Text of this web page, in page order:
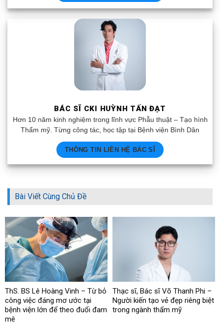
BÁC SĨ CKI HUỲNH TẤN ĐẠT
Hơn 10 năm kinh nghiệm trong lĩnh vực Phẫu thuật – Tạo hình
Thẩm mỹ. Từng công tác, học tập tại Bệnh viện Bình Dân
THÔNG TIN LIÊN HỆ BÁC SĨ
Bài Viết Cùng Chủ Đề
ThS. BS Lê Hoàng Vinh – Từ bỏ
công việc đáng mơ ước tại
bệnh viện lớn để theo đuổi đam
mê
Thạc sĩ, Bác sĩ Võ Thanh Phi –
Người kiến tạo vẻ đẹp riêng biệt
trong ngành thẩm mỹ